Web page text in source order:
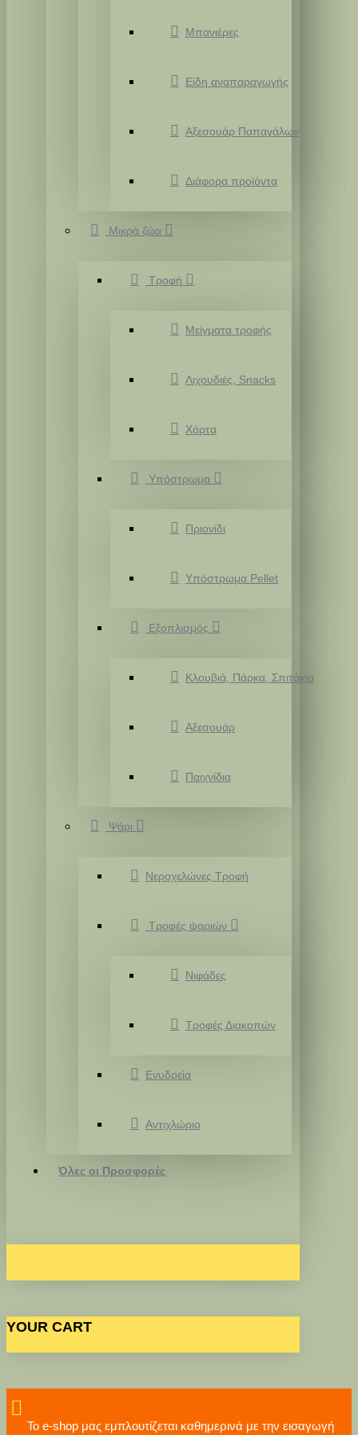
Μπανιέρες
Είδη αναπαραγωγής
Αξεσουάρ Παπαγάλων
Διάφορα προϊόντα
Μικρά ζώα
Τροφή
Μείγματα τροφής
Λιχουδιές, Snacks
Χόρτα
Υπόστρωμα
Πριονίδι
Υπόστρωμα Pellet
Εξοπλισμός
Κλουβιά, Πάρκα, Σπιτάκια
Αξεσουάρ
Παιχνίδια
Ψάρι
Νεροχελώνες Τροφή
Τροφές ψαριών
Νιφάδες
Τροφές Διακοπών
Ενυδρεία
Αντιχλώριο
Όλες οι Προσφορές
YOUR CART
Το e-shop μας εμπλουτίζεται καθημερινά με την εισαγωγή